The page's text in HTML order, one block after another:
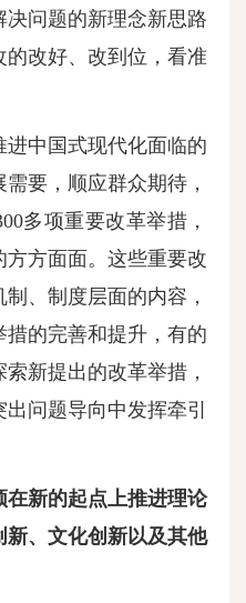
问题的新理念新思路
改好、改到位，看准
进中国式现代化面临的
要，顺应群众期待，
多项重要改革举措，
方面面。这些重要改
、制度层面的内容，
的完善和提升，有的
新提出的改革举措，
问题导向中发挥牵引
在新的起点上推进理论
、文化创新以及其他